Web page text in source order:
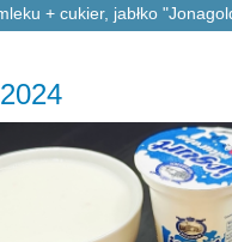
+ cukier, jabłko